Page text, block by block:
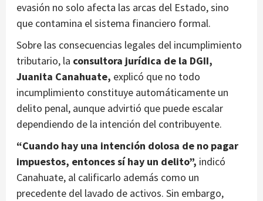
evasión no solo afecta las arcas del Estado, sino
que contamina el sistema financiero formal.
Sobre las consecuencias legales del incumplimiento
tributario, la consultora jurídica de la DGII,
Juanita Canahuate, explicó que no todo
incumplimiento constituye automáticamente un
delito penal, aunque advirtió que puede escalar
dependiendo de la intención del contribuyente.
“Cuando hay una intención dolosa de no pagar
impuestos, entonces sí hay un delito”, indicó
Canahuate, al calificarlo además como un
precedente del lavado de activos. Sin embargo,